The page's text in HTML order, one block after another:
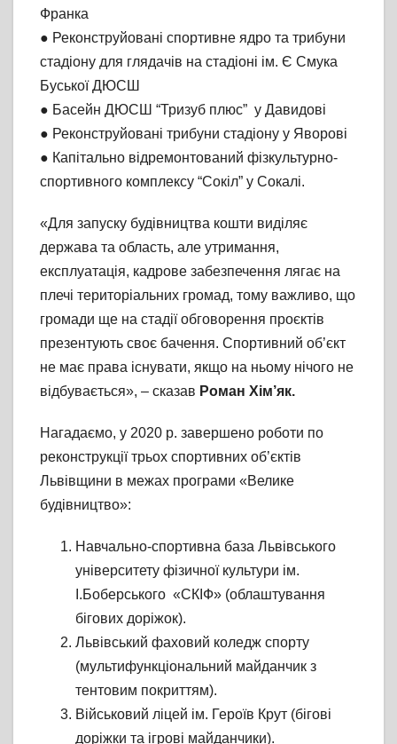
Франка
● Реконструйовані спортивне ядро та трибуни
стадіону для глядачів на стадіоні ім. Є Смука
Буської ДЮСШ
● Басейн ДЮСШ “Тризуб плюс” у Давидові
● Реконструйовані трибуни стадіону у Яворові
● Капітально відремонтований фізкультурно-
спортивного комплексу “Сокіл” у Сокалі.
«Для запуску будівництва кошти виділяє
держава та область, але утримання,
експлуатація, кадрове забезпечення лягає на
плечі територіальних громад, тому важливо, що
громади ще на стадії обговорення проєктів
презентують своє бачення. Спортивний об’єкт
не має права існувати, якщо на ньому нічого не
відбувається», – сказав Роман Хім’як.
Нагадаємо, у 2020 р. завершено роботи по
реконструкції трьох спортивних об’єктів
Львівщини в межах програми «Велике
будівництво»:
Навчально-спортивна база Львівського
університету фізичної культури ім.
І.Боберського «СКІФ» (облаштування
бігових доріжок).
Львівський фаховий коледж спорту
(мультифункціональний майданчик з
тентовим покриттям).
Військовий ліцей ім. Героїв Крут (бігові
доріжки та ігрові майданчики).